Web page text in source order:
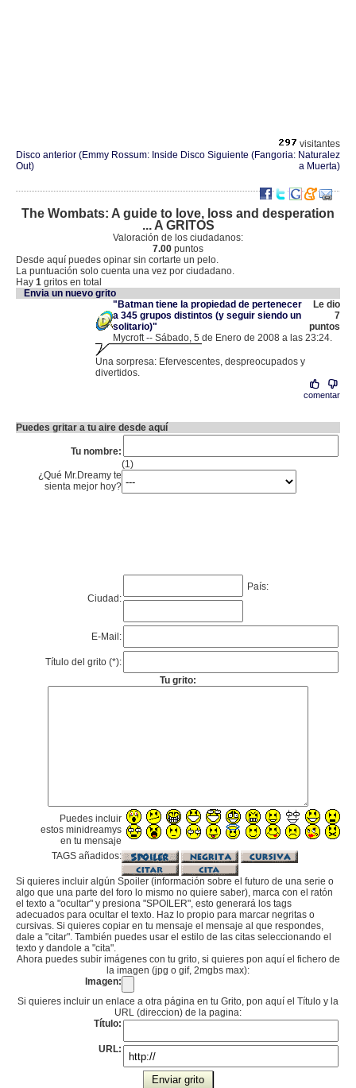
visitantes
Disco anterior (Emmy Rossum: Inside
Out)
Disco Siguiente (Fangoria: Naturalez
a Muerta)
The Wombats: A guide to love, loss and desperation
... A GRITOS
Valoración de los ciudadanos:
7.00 puntos
Desde aquí puedes opinar sin cortarte un pelo.
La puntuación solo cuenta una vez por ciudadano.
Hay 1 gritos en total
Envia un nuevo grito
"Batman tiene la propiedad de pertenecer
a 345 grupos distintos (y seguir siendo un
solitario)"
Le dio
7
puntos
Mycroft -- Sábado, 5 de Enero de 2008 a las 23:24.
Una sorpresa: Efervescentes, despreocupados y
divertidos.
comentar
Puedes gritar a tu aire desde aquí
Tu nombre:
(1)
¿Qué Mr.Dreamy te
sienta mejor hoy?
Ciudad:
País:
E-Mail:
Título del grito (*):
Tu grito:
Puedes incluir
estos minidreamys
en tu mensaje
TAGS añadidos:
Si quieres incluir algún Spoiler (información sobre el futuro de una serie o
algo que una parte del foro lo mismo no quiere saber), marca con el ratón
el texto a "ocultar" y presiona "SPOILER", esto generará los tags
adecuados para ocultar el texto. Haz lo propio para marcar negritas o
cursivas. Si quieres copiar en tu mensaje el mensaje al que respondes,
dale a "citar". También puedes usar el estilo de las citas seleccionando el
texto y dandole a "cita".
Ahora puedes subir imágenes con tu grito, si quieres pon aquí el fichero de
la imagen (jpg o gif, 2mgbs max):
Imagen:
Si quieres incluir un enlace a otra página en tu Grito, pon aquí el Título y la
URL (direccion) de la pagina:
Título:
URL: